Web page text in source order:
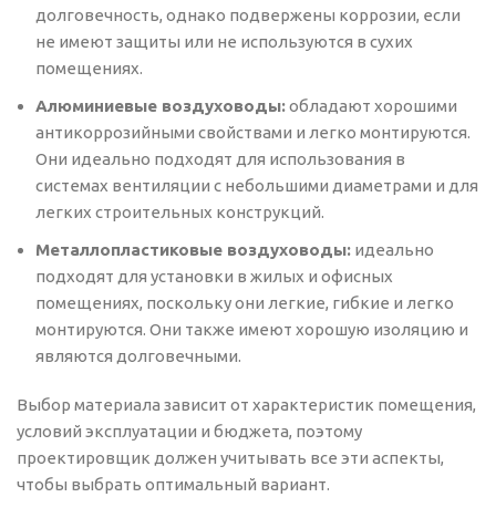
долговечность, однако подвержены коррозии, если
не имеют защиты или не используются в сухих
помещениях.
Алюминиевые воздуховоды:обладают хорошими
антикоррозийными свойствами и легко монтируются.
Они идеально подходят для использования в
системах вентиляции с небольшими диаметрами и для
легких строительных конструкций.
Металлопластиковые воздуховоды: идеально
подходят для установки в жилых и офисных
помещениях, поскольку они легкие, гибкие и легко
монтируются. Они также имеют хорошую изоляцию и
являются долговечными.
Выбор материала зависит от характеристик помещения,
условий эксплуатации и бюджета, поэтому
проектировщик должен учитывать все эти аспекты,
чтобы выбрать оптимальный вариант.